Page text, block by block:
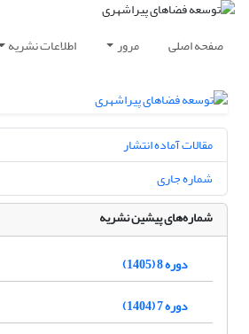
صفحه اصلی مرور اطلاعات نشریه
مقالات آماده انتشار
شماره جاری
شماره‌های پیشین نشریه
دوره 8 (1405)
دوره 7 (1404)